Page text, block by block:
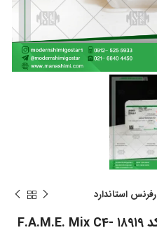
رفرنس استاندارد
میکس استاندارد اسید چرب کد ۱۸۹۱۹ F.A.M.E. Mix C4-